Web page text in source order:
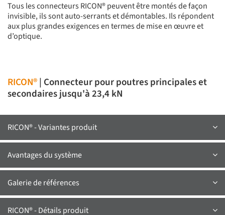
Tous les connecteurs RICON® peuvent être montés de façon
invisible, ils sont auto-serrants et démontables. Ils répondent
aux plus grandes exigences en termes de mise en œuvre et
d’optique.
RICON®| Connecteur pour poutres principales et
secondaires jusqu'à 23,4 kN
RICON® - Variantes produit
Avantages du système
Galerie de références
RICON® - Détails produit